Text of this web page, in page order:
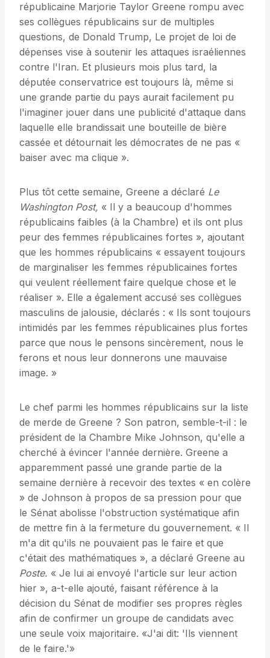
républicaine Marjorie Taylor Greene rompu avec
ses collègues républicains sur de multiples
questions, de Donald Trump, Le projet de loi de
dépenses vise à soutenir les attaques israéliennes
contre l'Iran. Et plusieurs mois plus tard, la
députée conservatrice est toujours là, même si
une grande partie du pays aurait facilement pu
l'imaginer jouer dans une publicité d'attaque dans
laquelle elle brandissait une bouteille de bière
cassée et détournait les démocrates de ne pas «
baiser avec ma clique ».
Plus tôt cette semaine, Greene a déclaré Le
Washington Post, « Il y a beaucoup d'hommes
républicains faibles (à la Chambre) et ils ont plus
peur des femmes républicaines fortes », ajoutant
que les hommes républicains « essayent toujours
de marginaliser les femmes républicaines fortes
qui veulent réellement faire quelque chose et le
réaliser ». Elle a également accusé ses collègues
masculins de jalousie, déclarés : « Ils sont toujours
intimidés par les femmes républicaines plus fortes
parce que nous le pensons sincèrement, nous le
ferons et nous leur donnerons une mauvaise
image. »
Le chef parmi les hommes républicains sur la liste
de merde de Greene ? Son patron, semble-t-il : le
président de la Chambre Mike Johnson, qu'elle a
cherché à évincer l'année dernière. Greene a
apparemment passé une grande partie de la
semaine dernière à recevoir des textes « en colère
» de Johnson à propos de sa pression pour que
le Sénat abolisse l'obstruction systématique afin
de mettre fin à la fermeture du gouvernement. « Il
m'a dit qu'ils ne pouvaient pas le faire et que
c'était des mathématiques », a déclaré Greene au
Poste. « Je lui ai envoyé l'article sur leur action
hier », a-t-elle ajouté, faisant référence à la
décision du Sénat de modifier ses propres règles
afin de confirmer un groupe de candidats avec
une seule voix majoritaire. «J'ai dit: 'Ils viennent
de le faire.'»